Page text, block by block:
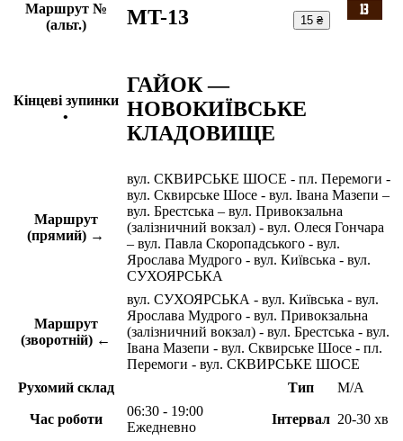
Маршрут №
(альт.)
MT-13 15 ₴
Кінцеві зупинки
•
ГАЙОК —
НОВОКИЇВСЬКЕ
КЛАДОВИЩЕ
Маршрут
(прямий) →
вул. СКВИРСЬКЕ ШОСЕ - пл. Перемоги -
вул. Сквирське Шосе - вул. Івана Мазепи –
вул. Брестська – вул. Привокзальна
(залізничний вокзал) - вул. Олеся Гончара
– вул. Павла Скоропадського - вул.
Ярослава Мудрого - вул. Київська - вул.
СУХОЯРСЬКА
Маршрут
(зворотній) ←
вул. СУХОЯРСЬКА - вул. Київська - вул.
Ярослава Мудрого - вул. Привокзальна
(залізничний вокзал) - вул. Брестська - вул.
Івана Мазепи - вул. Сквирське Шосе - пл.
Перемоги - вул. СКВИРСЬКЕ ШОСЕ
Рухомий склад
Тип М/А
Час роботи
06:30 - 19:00
Ежедневно
Інтервал 20-30 хв